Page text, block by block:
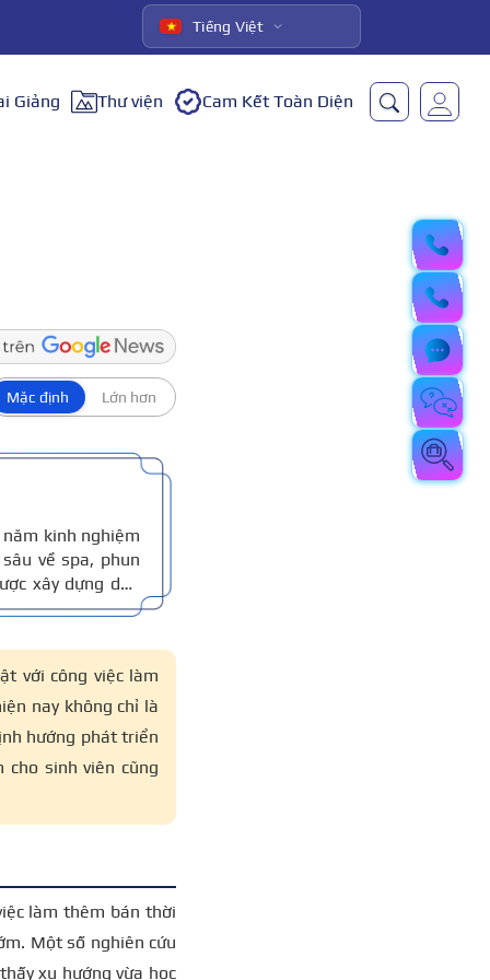
Tiếng Việt
Giảng Thư viện Cam Kết Toàn Diện
Mặc định Lớn hơn
kinh nghiệm
về spa, phun
xây dựng dựa
tế, đồng thời
với công việc làm
nay không chỉ là
hướng phát triển
sinh viên cũng
làm thêm bán thời
Một số nghiên cứu
xu hướng vừa học